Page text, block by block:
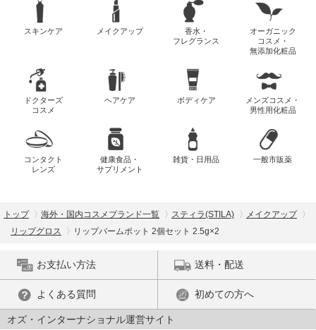
スキンケア メイクアップ
香水・
フレグランス
オーガニック
コスメ・
無添加化粧品
ドクターズ
コスメ
ヘアケア ボディケア
メンズコスメ・
男性用化粧品
コンタクト
レンズ
健康食品・
サプリメント
雑貨・日用品 一般市販薬
トップ 海外・国内コスメブランド一覧 スティラ(STILA)
メイクアップ
リップグロス
リップバームポット 2個セット 2.5g×2
お支払い方法 送料・配送
よくある質問 初めての方へ
オズ・インターナショナル運営サイト